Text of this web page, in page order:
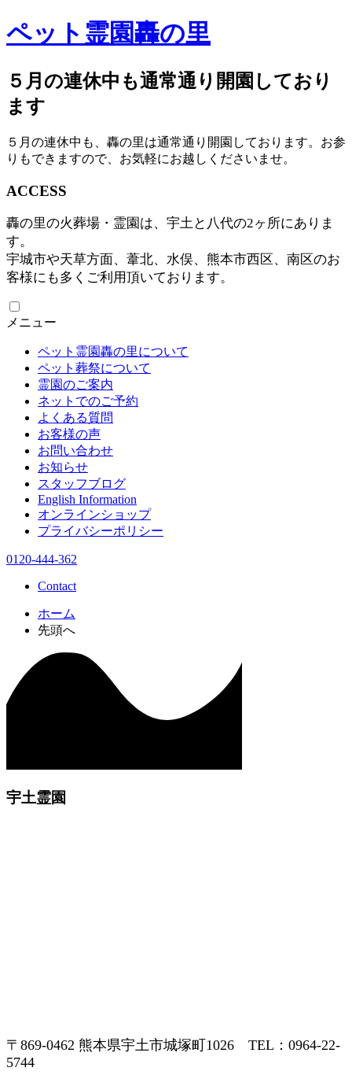
ペット霊園轟の里
５月の連休中も通常通り開園しており
ます
５月の連休中も、轟の里は通常通り開園しております。お参
りもできますので、お気軽にお越しくださいませ。
ACCESS
轟の里の火葬場・霊園は、宇土と八代の2ヶ所にありま
す。
宇城市や天草方面、葦北、水俣、熊本市西区、南区のお
客様にも多くご利用頂いております。
メニュー
ペット霊園轟の里について
ペット葬祭について
霊園のご案内
ネットでのご予約
よくある質問
お客様の声
お問い合わせ
お知らせ
スタッフブログ
English Information
オンラインショップ
プライバシーポリシー
0120-444-362
Contact
ホーム
先頭へ
宇土霊園
〒869-0462 熊本県宇土市城塚町1026 TEL：0964-22-
5744